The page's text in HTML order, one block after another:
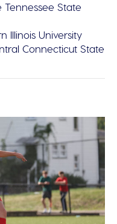
Tennessee State
Illinois University
Connecticut State